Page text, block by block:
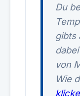
Du
gibts
von
Wie